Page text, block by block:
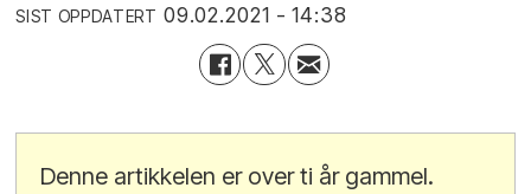
SIST OPPDATERT 09.02.2021 - 14:38
Denne artikkelen er over ti år gammel.